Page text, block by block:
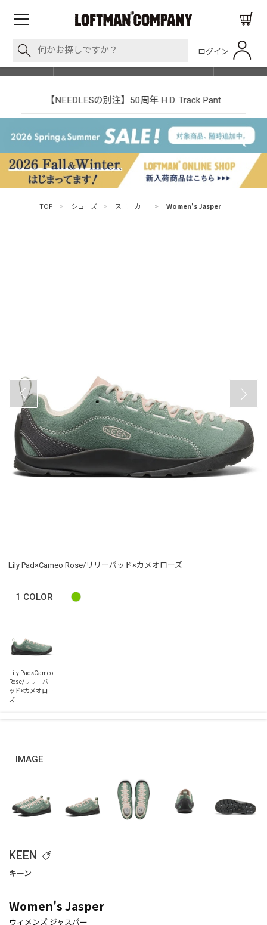
ログイン
SHOP LIST
【NEEDLESの別注】50周年 H.D. Track Pant
TOP > シューズ > スニーカー > Women's Jasper
Lily Pad×Cameo Rose/リリーパッド×カメオローズ
1 COLOR
IMAGE
KEEN
Women's Jasper